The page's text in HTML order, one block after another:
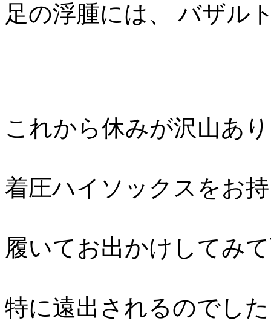
足の浮腫には、 バザル
これから休みが沢山あ
着圧ハイソックスをお
履いてお出かけしてみ
特に遠出されるのでし